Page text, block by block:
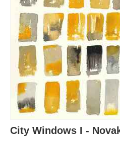
City Windows I -